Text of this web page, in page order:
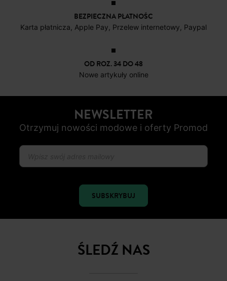
BEZPIECZNA PŁATNOŚC
Karta płatnicza, Apple Pay, Przelew internetowy, Paypal
OD ROZ. 34 DO 48
Nowe artykuły online
NEWSLETTER
Otrzymuj nowości modowe i oferty Promod
SUBSKRYBUJ
ŚLEDŹ NAS